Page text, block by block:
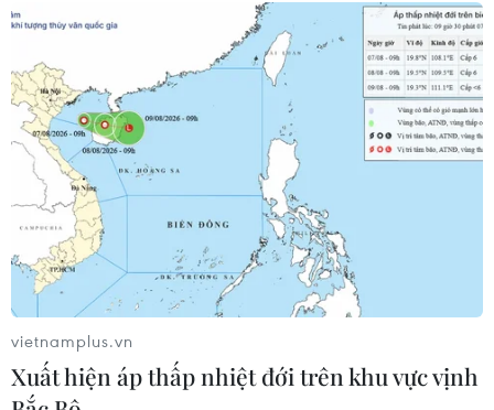
chống tội phạm và vi phạm pháp luật
Cảnh báo thủ đoạn lừa đảo đưa lao
động thời vụ sang Hàn Quốc
06/08/2026 04:11
24 năm tù cho 2 vợ chồng tổ
chức “bay lắc” tại Hà Nội
06/08/2026 03:46
vietnamplus.vn
Xuất hiện áp thấp nhiệt đới trên khu vực vịnh